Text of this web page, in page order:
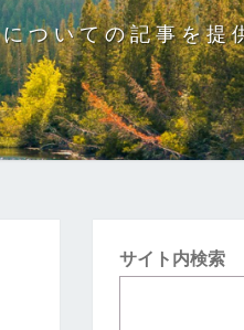
ついての記事を提
サイト内検索